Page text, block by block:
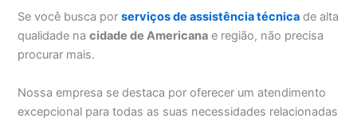
Se você busca porserviços de assistência técnica de alta
qualidade nacidade de Americana e região, não precisa
procurar mais.
Nossa empresa se destaca por oferecer um atendimento
excepcional para todas as suas necessidades relacionadas